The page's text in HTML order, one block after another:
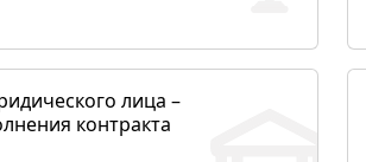
лица –
контракта